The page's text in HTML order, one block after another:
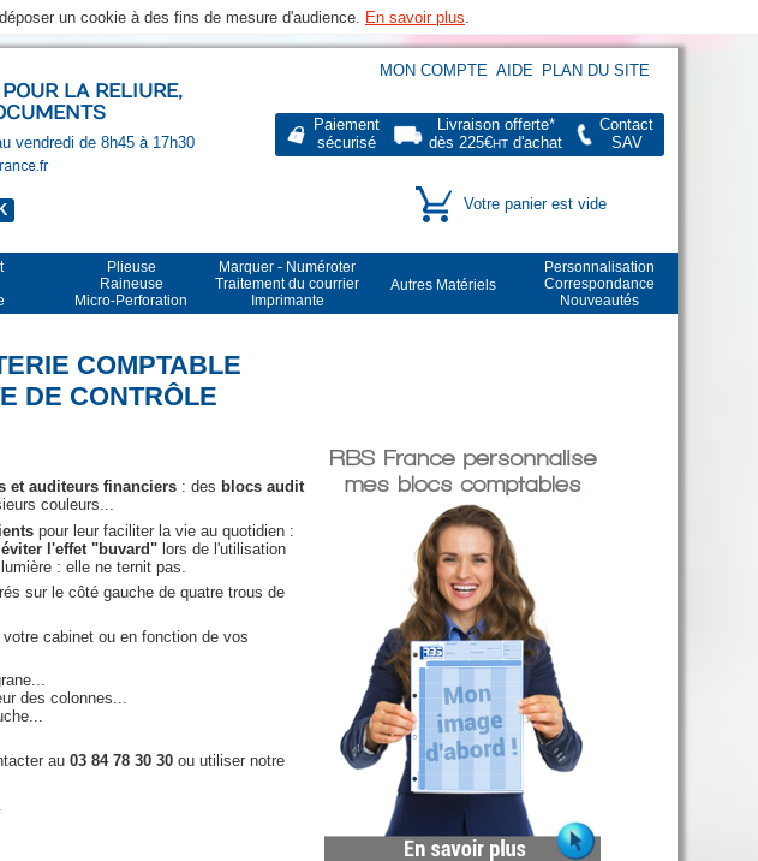
un cookie à des fins de mesure d'audience. En savoir plus
MON COMPTE AIDE PLAN DU SITE
Paiement
sécurisé
Livraison offerte*
dès 225€HT d'achat
Contact
SAV
Votre panier est vide
LA RELIURE,
vendredi de 8h45 à 17h30
Plieuse
Raineuse
Micro-Perforation
Marquer - Numéroter
Traitement du courrier
Imprimante
Autres Matériels
Personnalisation
Correspondance
Nouveautés
COMPTABLE
DE CONTRÔLE
et auditeurs financiers : des blocs audit
couleurs...
pour leur faciliter la vie au quotidien :
éviter l'effet "buvard" lors de l'utilisation
: elle ne ternit pas.
sur le côté gauche de quatre trous de
cabinet ou en fonction de vos
des colonnes...
au03 84 78 30 30 ou utiliser notre